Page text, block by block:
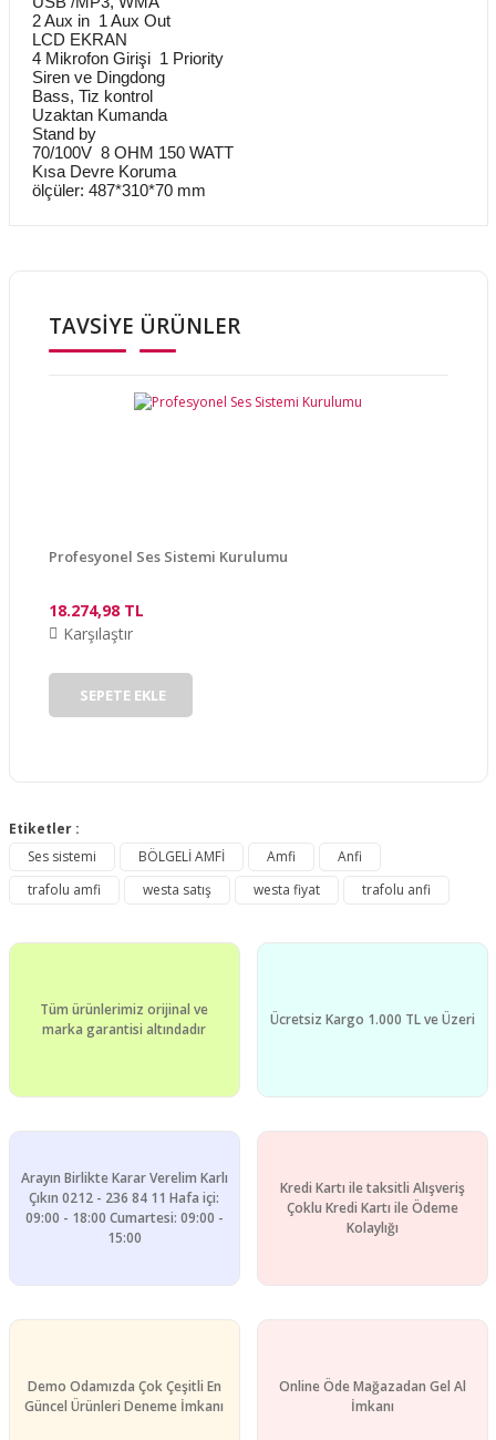
2 Aux in 1 Aux Out
LCD EKRAN
4 Mikrofon Girişi 1 Priority
Siren ve Dingdong
Bass, Tiz kontrol
Uzaktan Kumanda
Stand by
70/100V 8 OHM 150 WATT
Kısa Devre Koruma
ölçüler: 487*310*70 mm
Görüş ve önerileriniz için teşekkür ederiz.
Ürün açıklamasında eksik bilgiler bulunuyor.
TAVSİYE ÜRÜNLER
Profesyonel Ses Sistemi Kurulumu
18.274,98 TL
Karşılaştır
SEPETE EKLE
Etiketler :
Ses sistemi
BÖLGELİ AMFİ Amfi
Anfi
trafolu amfi
westa satış westa fiyat trafolu anfi
Tüm ürünlerimiz orijinal ve
marka garantisi altındadır
Ücretsiz Kargo 1.000 TL ve Üzeri
Arayın Birlikte Karar Verelim Karlı
Çıkın 0212 - 236 84 11 Hafa içi:
09:00 - 18:00 Cumartesi: 09:00 -
15:00
Kredi Kartı ile taksitli Alışveriş
Çoklu Kredi Kartı ile Ödeme
Kolaylığı
Demo Odamızda Çok Çeşitli En
Güncel Ürünleri Deneme İmkanı
Online Öde Mağazadan Gel Al
İmkanı